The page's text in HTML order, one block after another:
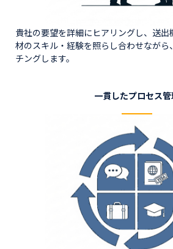
貴社の要望を詳細にヒアリングし、送
材のスキル・経験を照らし合わせながら
チングします。
一貫したプロセス